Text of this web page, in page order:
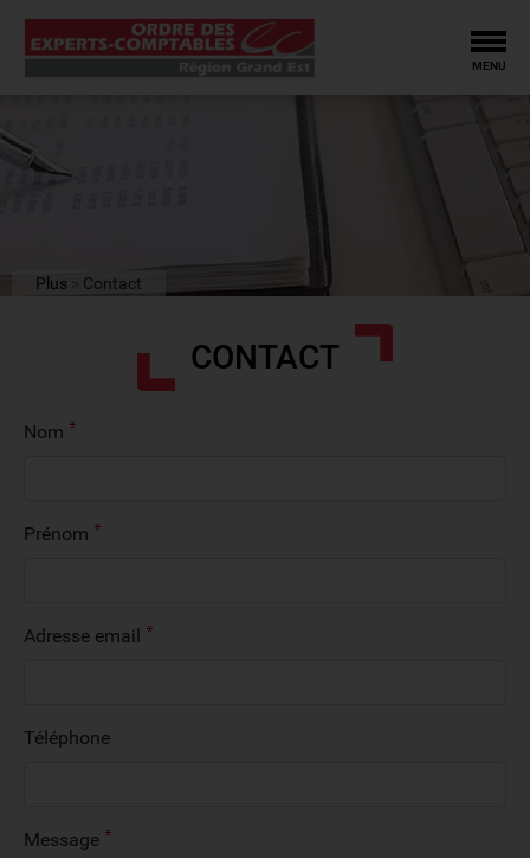
MENU
Plus Contact
CONTACT
Nom
Prénom
Adresse email
Téléphone
Message